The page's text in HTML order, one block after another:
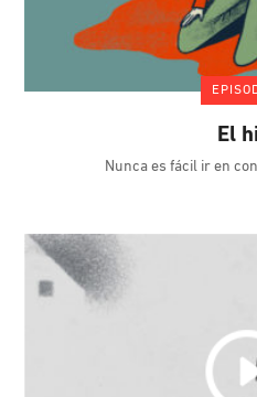
El
Nunca es fácil ir en